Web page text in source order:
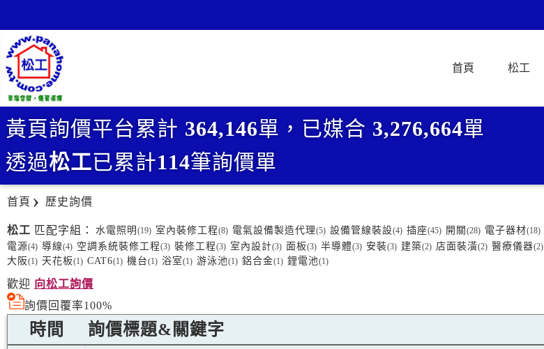
首頁 松工
黃頁詢價平台累計 364,146單，已媒合 3,276,664單
透過松工已累計114筆詢價單
首頁 歷史詢價
松工 匹配字組： 水電照明 (19) 室內裝修工程(8) 電氣設備製造代理(5) 設備管線裝設(4) 插座(45) 開關 (28) 電子器材(18)
電源(4) 導線(4) 空調系統裝修工程(3) 裝修工程(3) 室內設計(3) 面板(3) 半導體(3) 安裝(3) 建築(2) 店面裝潢(2) 醫療儀器(2)
大阪(1) 天花板(1) CAT6(1) 機台(1) 浴室(1) 游泳池(1) 鋁合金(1) 鋰電池(1)
歡迎 向松工詢價
詢價回覆率100%
時間 詢價標題&關鍵字